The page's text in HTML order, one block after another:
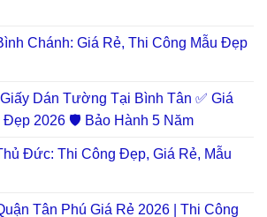
Chánh: Giá Rẻ, Thi Công Mẫu Đẹp
Dán Tường Tại Bình Tân ✅ Giá
Đẹp 2026 🛡️ Bảo Hành 5 Năm
Đức: Thi Công Đẹp, Giá Rẻ, Mẫu
Tân Phú Giá Rẻ 2026 | Thi Công